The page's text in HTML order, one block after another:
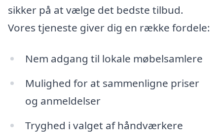
sikker på at vælge det bedste tilbud.
Vores tjeneste giver dig en række fordele:
Nem adgang til lokale møbelsamlere
Mulighed for at sammenligne priser
og anmeldelser
Tryghed i valget af håndværkere